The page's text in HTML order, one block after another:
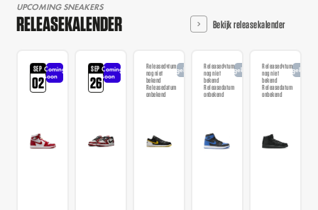
UPCOMING SNEAKERS
RELEASEKALENDER Bekijk releasekalender
SEP
02
Coming
soon
SEP
26
Coming
soon
Releasedatum
nog niet
bekend
Releasedatum
onbekend
AangekondigdReleasedatum
nog niet
bekend
Releasedatum
onbekend
AangekondigdReleasedatum
nog niet
bekend
Releasedatum
onbekend